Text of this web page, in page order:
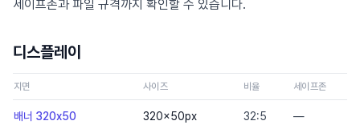
세이프존과 파일 규격까지 확인할 수 있습니다.
디스플레이
지면 사이즈 비율 세이프존
배너 320x50 320×50px 32:5 —